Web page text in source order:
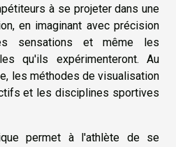
à se projeter dans une
en imaginant avec précision
sensations et même les
qu'ils expérimenteront. Au
les méthodes de visualisation
et les disciplines sportives
permet à l'athlète de se